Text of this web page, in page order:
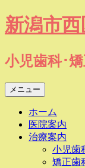
コ
ン
ン
ツ
へ
ス
新潟市
小児歯科･
メニュー
ホーム
医院案内
治療案内
小児歯
矯正歯